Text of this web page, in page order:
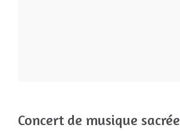
Concert de musique sacrée